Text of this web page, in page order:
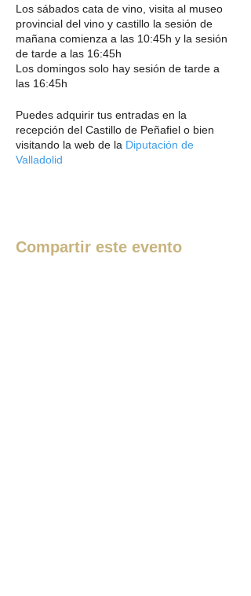
Los sábados cata de vino, visita al museo
provincial del vino y castillo la sesión de
mañana comienza a las 10:45h y la sesión
de tarde a las 16:45h
Los domingos solo hay sesión de tarde a
las 16:45h
Puedes adquirir tus entradas en la
recepción del Castillo de Peñafiel o bien
visitando la web de la Diputación de
Valladolid
Compartir este evento